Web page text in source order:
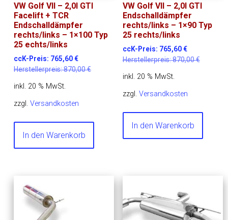
VW Golf VII – 2,0l GTI
Facelift + TCR
Endschalldämpfer
rechts/links – 1×100 Typ
25 echts/links
ccK-Preis: 765,60€
Herstellerpreis:870,00€
inkl. 20 % MwSt.
zzgl.Versandkosten
In den Warenkorb
VW Golf VII – 2,0l GTI
Endschalldämpfer
rechts/links – 1×90 Typ
25 rechts/links
ccK-Preis: 765,60€
Herstellerpreis:870,00€
inkl. 20 % MwSt.
zzgl. Versandkosten
In den Warenkorb